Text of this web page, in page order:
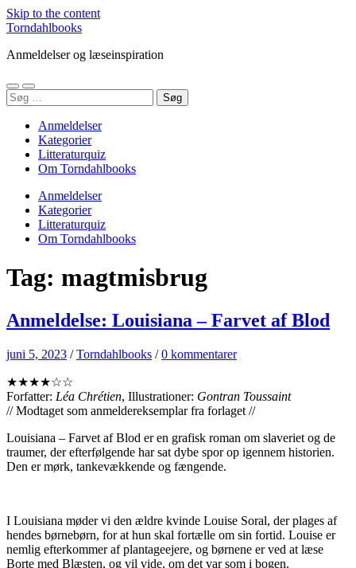
Skip to the content
Torndahlbooks
Anmeldelser og læseinspiration
Toggle
mobile
Toggle
search
Søg
efter:
Anmeldelser
Kategorier
Litteraturquiz
Om Torndahlbooks
Anmeldelser
Kategorier
Litteraturquiz
Om Torndahlbooks
Tag: magtmisbrug
Anmeldelse: Louisiana – Farvet af Blod
juni 5, 2023 /Torndahlbooks /0 kommentarer
★★★★☆☆
Forfatter: Léa Chrétien, Illustrationer: Gontran Toussaint
// Modtaget som anmeldereksemplar fra forlaget //
Louisiana – Farvet af Blod er en grafisk roman om slaveriet og de
traumer, der efterfølgende har sat dybe spor op igennem historien.
Den er mørk, tankevækkende og fængende.
I Louisiana møder vi den ældre kvinde Louise Soral, der plages af
hendes børnebørn, for at hun skal fortælle om sin fortid. Louise er
nemlig efterkommer af plantageejere, og børnene er ved at læse
Borte med Blæsten, og vil vide, om det var som i bogen.